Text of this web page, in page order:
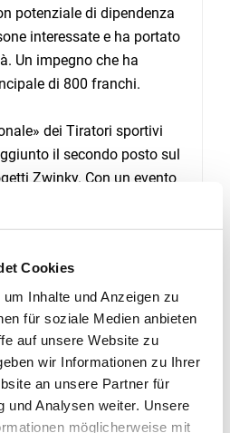
Cookies
Inhalte und Anzeigen zu
für soziale Medien anbieten
auf unsere Website zu
wir Informationen zu Ihrer
an unsere Partner für
und Analysen weiter. Unsere
möglicherweise mit
potenziale di dipendenza
interessate e ha portato
Un impegno che ha
di 800 franchi.
dei Tiratori sportivi
il secondo posto sul
Zwinky. Con un evento
la migliore pubblicità per la
zurighesi hanno persino
della festa e hanno
serale. In cambio,
le casse della loro società
Langenthal hanno
l'impegno speciale nel